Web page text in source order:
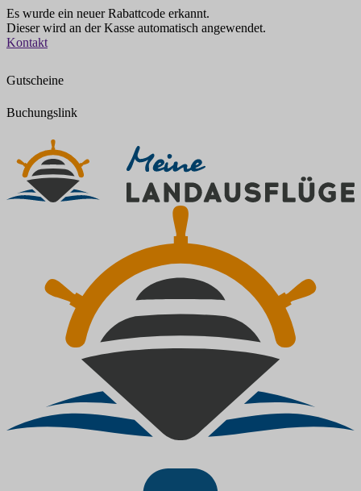
Es wurde ein neuer Rabattcode erkannt.
Dieser wird an der Kasse automatisch angewendet.
Zum
Kontakt
Gutscheine
Buchungslink